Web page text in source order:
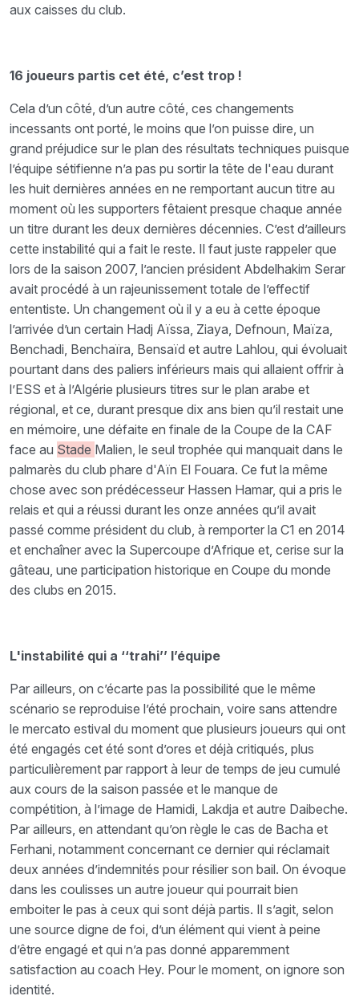
aux caisses du club.
16 joueurs partis cet été, c’est trop !
Cela d’un côté, d’un autre côté, ces changements
incessants ont porté, le moins que l’on puisse dire, un
grand préjudice sur le plan des résultats techniques puisque
l’équipe sétifienne n’a pas pu sortir la tête de l'eau durant
les huit dernières années en ne remportant aucun titre au
moment où les supporters fêtaient presque chaque année
un titre durant les deux dernières décennies. C’est d’ailleurs
cette instabilité qui a fait le reste. Il faut juste rappeler que
lors de la saison 2007, l’ancien président Abdelhakim Serar
avait procédé à un rajeunissement totale de l’effectif
ententiste. Un changement où il y a eu à cette époque
l’arrivée d’un certain Hadj Aïssa, Ziaya, Defnoun, Maïza,
Benchadi, Benchaïra, Bensaïd et autre Lahlou, qui évoluait
pourtant dans des paliers inférieurs mais qui allaient offrir à
l’ESS et à l’Algérie plusieurs titres sur le plan arabe et
régional, et ce, durant presque dix ans bien qu’il restait une
en mémoire, une défaite en finale de la Coupe de la CAF
face au Stade Malien, le seul trophée qui manquait dans le
palmarès du club phare d'Aïn El Fouara. Ce fut la même
chose avec son prédécesseur Hassen Hamar, qui a pris le
relais et qui a réussi durant les onze années qu’il avait
passé comme président du club, à remporter la C1 en 2014
et enchaîner avec la Supercoupe d’Afrique et, cerise sur la
gâteau, une participation historique en Coupe du monde
des clubs en 2015.
L'instabilité qui a ‘‘trahi’’ l’équipe
Par ailleurs, on c’écarte pas la possibilité que le même
scénario se reproduise l’été prochain, voire sans attendre
le mercato estival du moment que plusieurs joueurs qui ont
été engagés cet été sont d’ores et déjà critiqués, plus
particulièrement par rapport à leur de temps de jeu cumulé
aux cours de la saison passée et le manque de
compétition, à l’image de Hamidi, Lakdja et autre Daibeche.
Par ailleurs, en attendant qu’on règle le cas de Bacha et
Ferhani, notamment concernant ce dernier qui réclamait
deux années d’indemnités pour résilier son bail. On évoque
dans les coulisses un autre joueur qui pourrait bien
emboiter le pas à ceux qui sont déjà partis. Il s’agit, selon
une source digne de foi, d’un élément qui vient à peine
d’être engagé et qui n’a pas donné apparemment
satisfaction au coach Hey. Pour le moment, on ignore son
identité.